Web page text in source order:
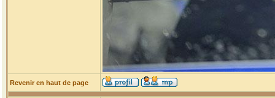
Revenir en haut de page